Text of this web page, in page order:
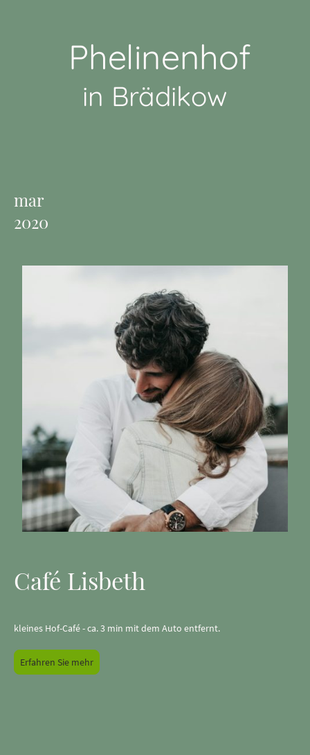
Phelinenhof
in Brädikow
mar
2020
Café Lisbeth
kleines Hof-Café - ca. 3 min mit dem Auto entfernt.
Erfahren Sie mehr